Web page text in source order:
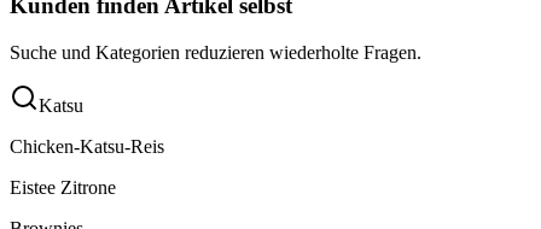
Kunden finden Artikel selbst
Suche und Kategorien reduzieren wiederholte Fragen.
Katsu
Chicken-Katsu-Reis
Eistee Zitrone